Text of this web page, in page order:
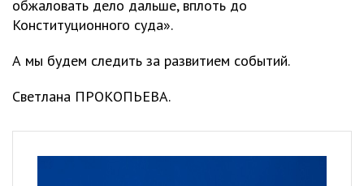
обжаловать дело дальше, вплоть до
Конституционного суда».
А мы будем следить за развитием событий.
Светлана ПРОКОПЬЕВА.